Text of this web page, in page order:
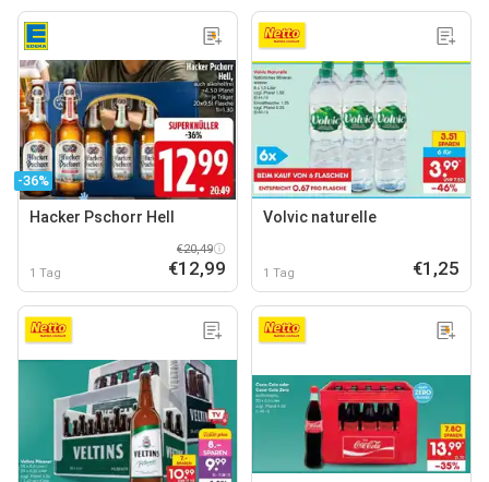
-36%
Hacker Pschorr Hell
1 Tag
€20,49
€12,99
Volvic naturelle
1 Tag €1,25